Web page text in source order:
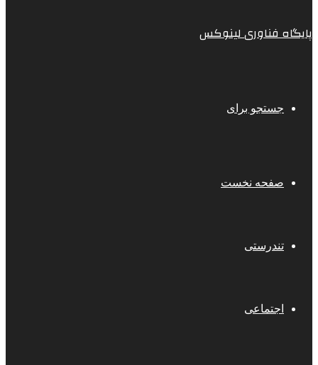
پایگاه فناوری لینوکس
جستجو برای
صفحه نخست
تندرستی
اجتماعی